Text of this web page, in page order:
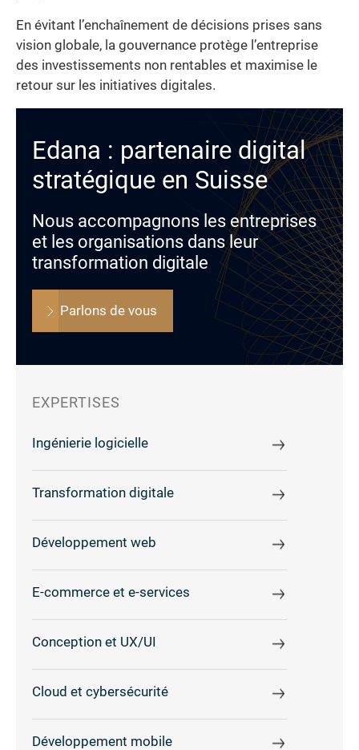
En évitant l’enchaînement de décisions prises sans
vision globale, la gouvernance protège l’entreprise
des investissements non rentables et maximise le
retour sur les initiatives digitales.
Edana : partenaire digital
stratégique en Suisse
Nous accompagnons les entreprises
et les organisations dans leur
transformation digitale
Parlons de vous
EXPERTISES
Ingénierie logicielle
Transformation digitale
Développement web
E-commerce et e-services
Conception et UX/UI
Cloud et cybersécurité
Développement mobile